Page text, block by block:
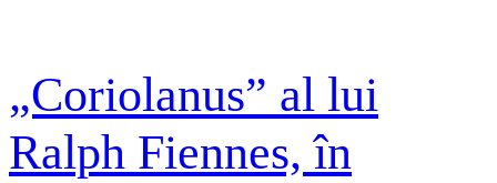
„Coriolanus” al lui
Ralph Fiennes, în